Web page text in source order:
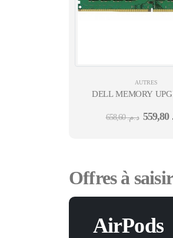
AUTRES
DELL MEMORY
2666MHZ
د.م.658,60 559,80
Offres à saisir
AirPods